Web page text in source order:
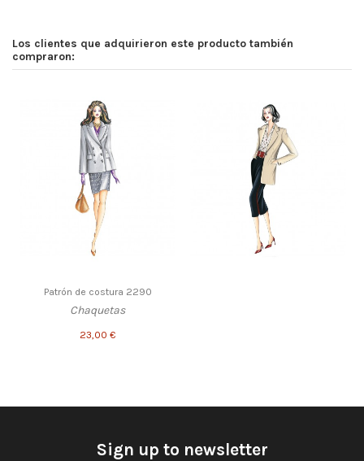
Los clientes que adquirieron este producto también
compraron:
Patrón de costura 2290
Chaquetas
23,00 €
Sign up to newsletter